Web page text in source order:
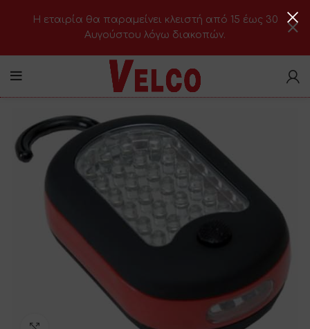
H εταιρία θα παραμείνει κλειστή από 15 έως 30
Αυγούστου λόγω διακοπών.